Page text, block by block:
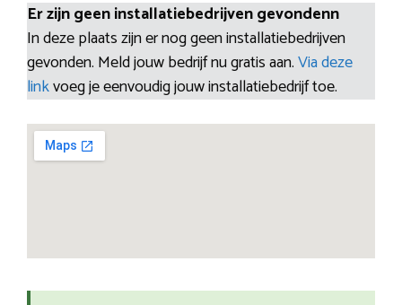
Er zijn geen installatiebedrijven gevondenn
In deze plaats zijn er nog geen installatiebedrijven
gevonden. Meld jouw bedrijf nu gratis aan.Via deze
linkvoeg je eenvoudig jouw installatiebedrijf toe.